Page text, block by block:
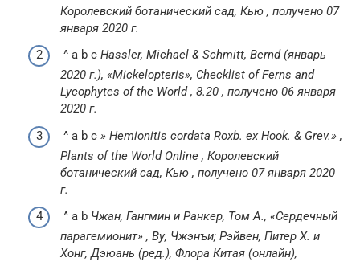
Королевский ботанический сад, Кью , получено 07
января 2020 г.
^ a b c Hassler, Michael & Schmitt, Bernd (январь
2020 г.), «Mickelopteris», Checklist of Ferns and
Lycophytes of the World, 8.20 , получено 06января
2020 г.
^ a b c » Hemionitis cordata Roxb. ex Hook. & Grev.» ,
Plants of the World Online , Королевский
ботанический сад, Кью , получено 07января 2020
г.
^ a b Чжан, Гангмин и Ранкер, Том А., «Сердечный
парагемионит» , Ву, Чжэнъи; Рэйвен, Питер Х. и
Хонг, Дэюань (ред.), Флора Китая (онлайн),